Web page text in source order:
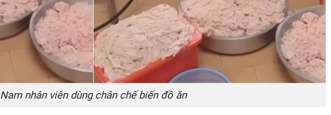
Nam nhân viên dùng chân chế biến đồ ăn